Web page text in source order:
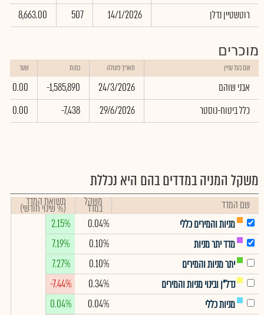
רוטשטיין נדלן
14/1/2026
507
8,663.00
מוכרים
שם בעל עניין תאריך פעולה כמות שער
אבני שוהם 24/3/2026
-1,585,890
0.00
כלל ביטוח-נוסטר
29/6/2026
-7,438
0.00
משקל המניה במדדים בהם היא נכללת
שם המדד משקל
במדד תשואת המדד
(% שינוי חודשי)
מניות והמירים כללי
0.04%
2.15%
מדד יתר מניות
0.10%
7.19%
יתר מניות והמירים
0.10%
7.27%
נדל"ן ובינוי מניות והמירים
0.34%
-7.44%
מניות כללי
0.04%
0.04%